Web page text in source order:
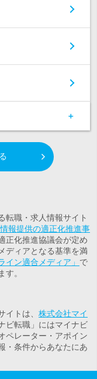
転職・求人情報サイト
報提供の適正化推進事
正化推進協議会が定め
ディアとなる基準を満
イン適合メディア」 で
。
トは、 株式会社マイ
ビ転職」にはマイナビ
ペレーター・アポイン
・条件からあなたにあ